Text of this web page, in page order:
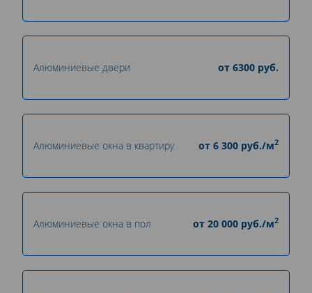
Алюминиевые двери от 6300 руб.
Алюминиевые окна в квартиру от 6 300 руб./м2
Алюминиевые окна в пол от 20 000 руб./м2